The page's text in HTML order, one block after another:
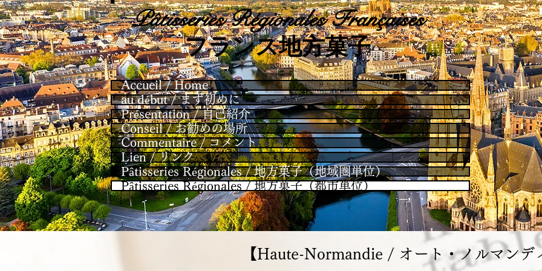
PâtisseriesRégionales Françaises
​フランス地方菓子
Accueil / Home
au début / まず初めに
Présentation / 自己紹介
Conseil / お勧めの場所
Commentaire / コメント
Lien / リンク
Pâtisseries Régionales / 地方菓子（地域圏単位）
Pâtisseries Régionales / 地方菓子（都市単位）
【Haute-Normandie / オート・ノルマンデ